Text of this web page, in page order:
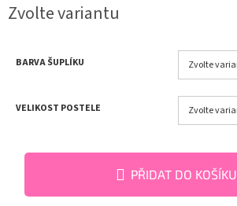
cena:
Zvolte variantu
BARVA ŠUPLÍKU
VELIKOST POSTELE
PŘIDAT DO KOŠÍKU